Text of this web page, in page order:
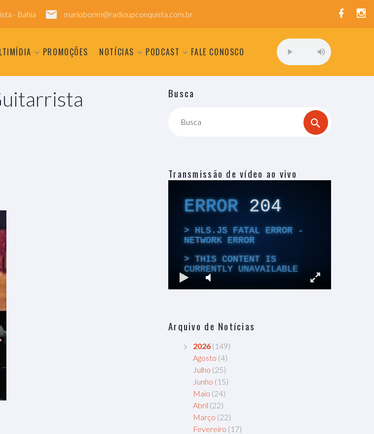
- Bahia marioborim@radioupconquista.com.br
PROMOÇÕES NOTÍCIAS PODCAST FALE CONOSCO
Busca
Busca
Transmissão de vídeo ao vivo
Arquivo de Notícias
2026 (149)
Agosto (4)
Julho (25)
Junho (15)
Maio (24)
Abril (22)
Março (22)
Fevereiro (17)